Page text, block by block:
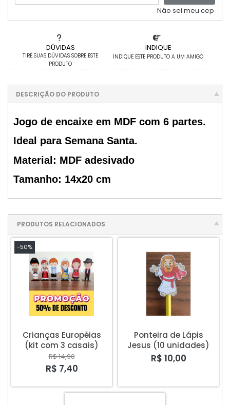
DÚVIDAS
TIRE SUAS DÚVIDAS SOBRE ESTE
PRODUTO
INDIQUE
INDIQUE ESTE PRODUTO A UM AMIGO
Não sei meu cep
DESCRIÇÃO DO PRODUTO
Jogo de encaixe em MDF com 6 partes.
Ideal para Semana Santa.
Material: MDF adesivado
Tamanho: 14x20 cm
PRODUTOS RELACIONADOS
-50%
Crianças Européias
(kit com 3 casais)
R$ 14,90
R$ 7,40
Ponteira de Lápis
Jesus (10 unidades)
R$ 10,00